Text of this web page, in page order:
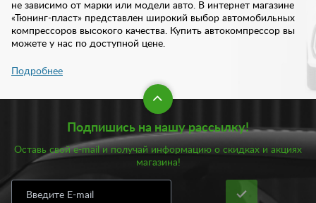
не зависимо от марки или модели авто. В интернет магазине
«Тюнинг-пласт» представлен широкий выбор автомобильных
компрессоров высокого качества. Купить автокомпрессор вы
можете у нас по доступной цене.
Автомобильные компрессоры, как правило, используются для
накачки шин. На дороге может внезапно возникнуть
непредвиденная ситуация. Колесо может неожиданно
спуститься, а компрессор позволит получить необходимое
давление воздуха. При этом вам совершенно не нужно искать
дополнительный источник питания. Компрессоры для шин
подключаются к бортовой сети машины. Достаточно
подключить агрегат к аккумулятору или прикуривателю.
Кроме того, автомобильный компрессор поможет даже в том
случае, если произошел прокол шины. Установив необходимое
Подробнее
Подпишись на нашу рассылку!
Оставь свой e-mail и получай информацию о скидках и акциях
магазина!